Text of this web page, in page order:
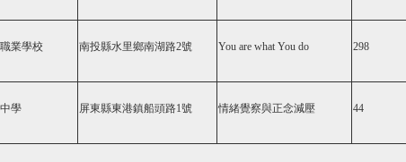
業學校 南投縣水里鄉南湖路2號 You are what You do 298
學 屏東縣東港鎮船頭路1號 情緒覺察與正念減壓 44